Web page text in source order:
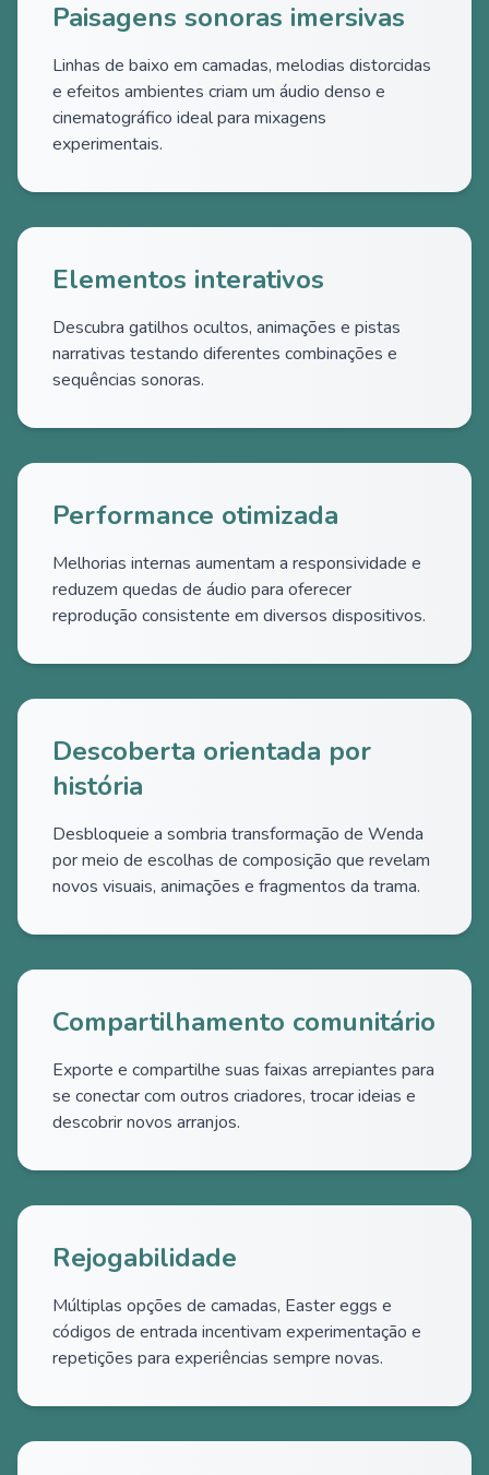
Paisagens sonoras imersivas
Linhas de baixo em camadas, melodias distorcidas
e efeitos ambientes criam um áudio denso e
cinematográfico ideal para mixagens
experimentais.
Elementos interativos
Descubra gatilhos ocultos, animações e pistas
narrativas testando diferentes combinações e
sequências sonoras.
Performance otimizada
Melhorias internas aumentam a responsividade e
reduzem quedas de áudio para oferecer
reprodução consistente em diversos dispositivos.
Descoberta orientada por
história
Desbloqueie a sombria transformação de Wenda
por meio de escolhas de composição que revelam
novos visuais, animações e fragmentos da trama.
Compartilhamento comunitário
Exporte e compartilhe suas faixas arrepiantes para
se conectar com outros criadores, trocar ideias e
descobrir novos arranjos.
Rejogabilidade
Múltiplas opções de camadas, Easter eggs e
códigos de entrada incentivam experimentação e
repetições para experiências sempre novas.